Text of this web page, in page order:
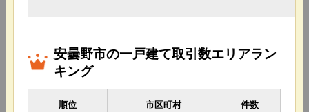
安曇野市の一戸建て取引数エリアラン
キング
順位 市区町村 件数